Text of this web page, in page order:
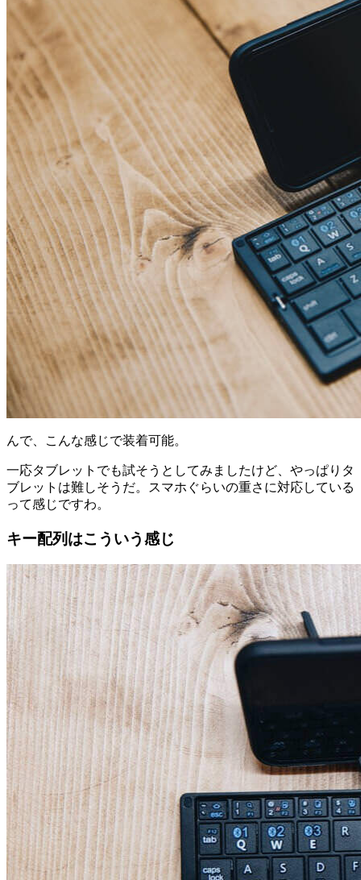
んで、こんな感じで装着可能。
一応タブレットでも試そうとしてみましたけど、やっぱりタ
ブレットは難しそうだ。スマホぐらいの重さに対応している
って感じですわ。
キー配列はこういう感じ